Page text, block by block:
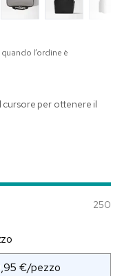
l’ordine è
cursore per ottenere il
250